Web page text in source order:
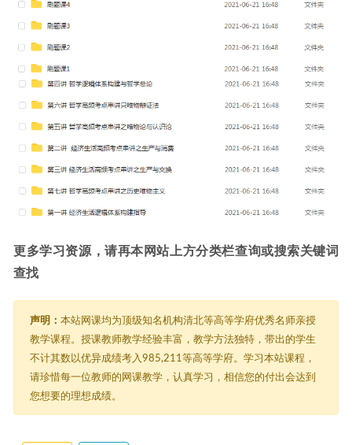
更多学习资源，请再本网站上方分类栏查询或搜索关键词
查找
声明： 本站网课均为顶级知名机构清北等高等学府优秀名师亲授
教学课程。授课教师教学经验丰富，教学方法独特，带出的学生
不计其数以优异成绩考入985,211等高等学府。学习本站课程，
请珍惜每一位教师的网课教学，认真学习，相信您的付出会达到
您想要的理想成绩。